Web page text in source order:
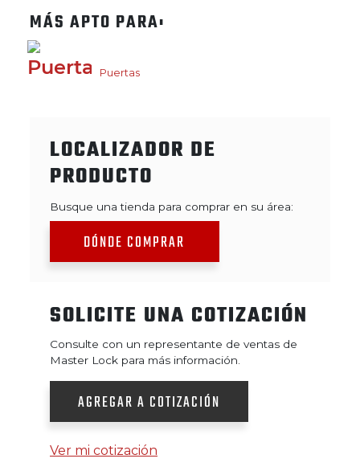
MÁS APTO PARA:
Puertas
LOCALIZADOR DE
PRODUCTO
Busque una tienda para comprar en su área:
DÓNDE COMPRAR
SOLICITE UNA COTIZACIÓN
Consulte con un representante de ventas de
Master Lock para más información.
AGREGAR A COTIZACIÓN
Ver mi cotización